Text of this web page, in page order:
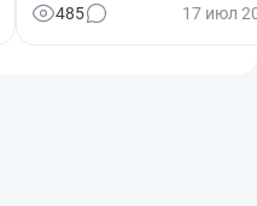
485 17 июл